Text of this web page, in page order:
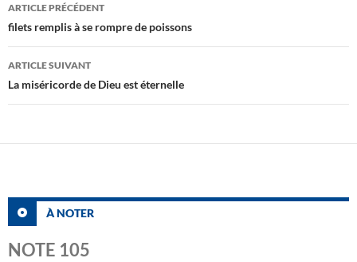
des
articles
ARTICLE PRÉCÉDENT
filets remplis à se rompre de poissons
ARTICLE SUIVANT
La miséricorde de Dieu est éternelle
À NOTER
NOTE 105